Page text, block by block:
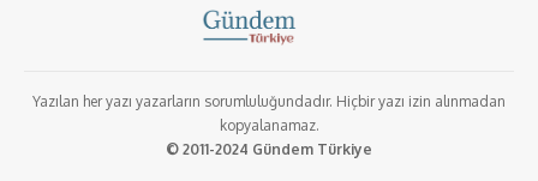
Yazılan her yazı yazarların sorumluluğundadır. Hiçbir yazı izin alınmadan
kopyalanamaz.
© 2011-2024 Gündem Türkiye